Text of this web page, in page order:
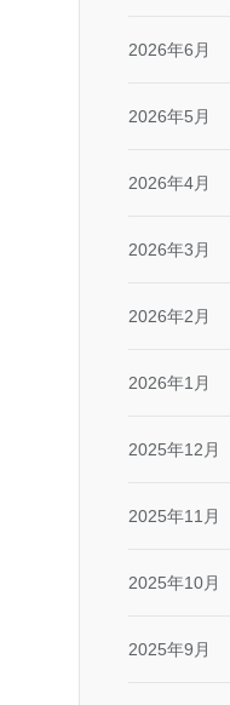
2026年6月
2026年5月
2026年4月
2026年3月
2026年2月
2026年1月
2025年12月
2025年11月
2025年10月
2025年9月